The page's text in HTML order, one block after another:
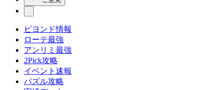
ビヨンド情報
ローテ最強
アンリミ最強
2Pick攻略
イベント速報
パズル攻略